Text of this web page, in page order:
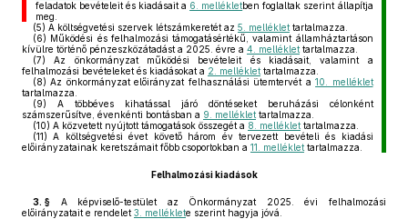
feladatok bevételeit és kiadásait a 6. mellékletben foglaltak szerint állapítja
meg.
(5) A költségvetési szervek létszámkeretét az 5. melléklet tartalmazza.
(6) Működési és felhalmozási támogatásértékű, valamint államháztartáson
kívülre történő pénzeszközátadást a 2025. évre a 4. melléklet tartalmazza.
(7) Az önkormányzat működési bevételeit és kiadásait, valamint a
felhalmozási bevételeket és kiadásokat a 2. melléklet tartalmazza.
(8) Az önkormányzat előirányzat felhasználási ütemtervét a10. melléklet
tartalmazza.
(9) A többéves kihatással járó döntéseket beruházási célonként
számszerűsítve, évenkénti bontásban a 9. melléklet tartalmazza.
(10) A közvetett nyújtott támogatások összegét a 8. melléklet tartalmazza.
(11) A költségvetési évet követő három év tervezett bevételi és kiadási
előirányzatainak keretszámait főbb csoportokban a 11. melléklet tartalmazza.
Felhalmozási kiadások
3. § A képviselő-testület az Önkormányzat 2025. évi felhalmozási
előirányzatait e rendelet 3. melléklete szerint hagyja jóvá.